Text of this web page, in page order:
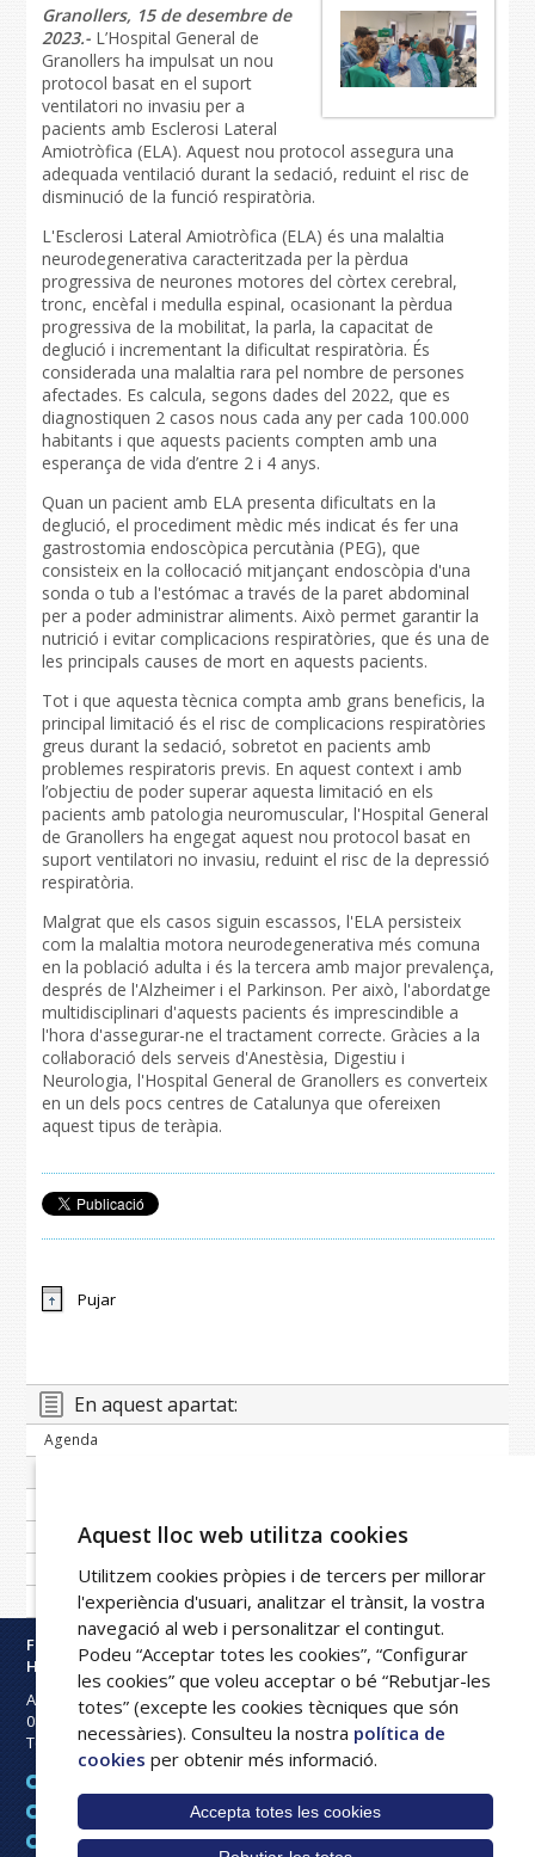
Granollers, 15 de desembre de
2023.- L’Hospital General de
Granollers ha impulsat un nou
protocol basat en el suport
ventilatori no invasiu per a
pacients amb Esclerosi Lateral
Amiotròfica (ELA). Aquest nou protocol assegura una
adequada ventilació durant la sedació, reduint el risc de
disminució de la funció respiratòria.
L'Esclerosi Lateral Amiotròfica (ELA) és una malaltia
neurodegenerativa caracteritzada per la pèrdua
progressiva de neurones motores del còrtex cerebral,
tronc, encèfal i medul·la espinal, ocasionant la pèrdua
progressiva de la mobilitat, la parla, la capacitat de
deglució i incrementant la dificultat respiratòria. És
considerada una malaltia rara pel nombre de persones
afectades. Es calcula, segons dades del 2022, que es
diagnostiquen 2 casos nous cada any per cada 100.000
habitants i que aquests pacients compten amb una
esperança de vida d’entre 2 i 4 anys.
Quan un pacient amb ELA presenta dificultats en la
deglució, el procediment mèdic més indicat és fer una
gastrostomia endoscòpica percutània (PEG), que
consisteix en la col·locació mitjançant endoscòpia d'una
sonda o tub a l'estómac a través de la paret abdominal
per a poder administrar aliments. Això permet garantir la
nutrició i evitar complicacions respiratòries, que és una de
les principals causes de mort en aquests pacients.
Tot i que aquesta tècnica compta amb grans beneficis, la
principal limitació és el risc de complicacions respiratòries
greus durant la sedació, sobretot en pacients amb
problemes respiratoris previs. En aquest context i amb
l’objectiu de poder superar aquesta limitació en els
pacients amb patologia neuromuscular, l'Hospital General
de Granollers ha engegat aquest nou protocol basat en
suport ventilatori no invasiu, reduint el risc de la depressió
respiratòria.
Malgrat que els casos siguin escassos, l'ELA persisteix
com la malaltia motora neurodegenerativa més comuna
en la població adulta i és la tercera amb major prevalença,
després de l'Alzheimer i el Parkinson. Per això, l'abordatge
multidisciplinari d'aquests pacients és imprescindible a
l'hora d'assegurar-ne el tractament correcte. Gràcies a la
col·laboració dels serveis d'Anestèsia, Digestiu i
Neurologia, l'Hospital General de Granollers es converteix
en un dels pocs centres de Catalunya que ofereixen
aquest tipus de teràpia.
Pujar
En aquest apartat:
Agenda
Imatge corporativa
Galeria
Xarxa FPHAG
Fundació Privada
Hospital Asil de Granollers
Avinguda Francesc Ribas s/n
08402
Granollers
Tel:
93 842 50 00
Política de cookies
Aquest lloc web utilitza cookies
Utilitzem cookies pròpies i de tercers per millorar
l'experiència d'usuari, analitzar el trànsit, la vostra
navegació al web i personalitzar el contingut.
Podeu “Acceptar totes les cookies”, “Configurar
les cookies” que voleu acceptar o bé “Rebutjar-les
totes” (excepte les cookies tècniques que són
necessàries). Consulteu la nostra política de
cookies per obtenir més informació.
Accepta totes les cookies